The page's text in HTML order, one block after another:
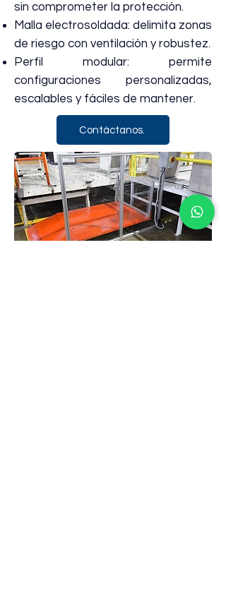
sin comprometer la protección.
Malla electrosoldada: delimita zonas
de riesgo con ventilación y robustez.
Perfil modular: permite
configuraciones personalizadas,
escalables y fáciles de mantener.
Contáctanos.